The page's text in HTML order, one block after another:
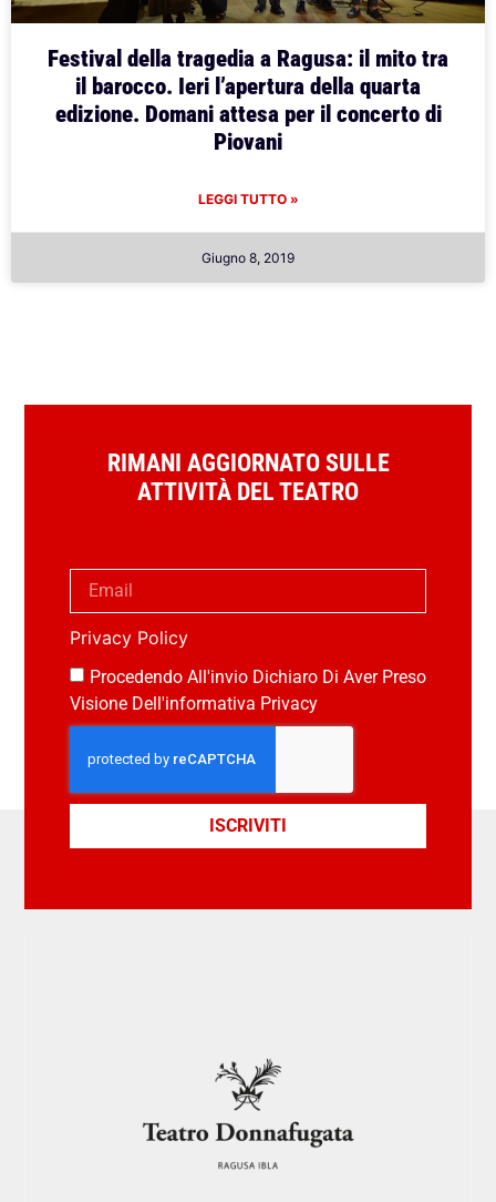
Festival della tragedia a Ragusa: il mito tra
il barocco. Ieri l’apertura della quarta
edizione. Domani attesa per il concerto di
Piovani
LEGGI TUTTO »
Giugno 8, 2019
RIMANI AGGIORNATO SULLE
ATTIVITÀ DEL TEATRO
Privacy Policy
Procedendo All'invio Dichiaro Di Aver Preso
Visione Dell'informativa Privacy
ISCRIVITI